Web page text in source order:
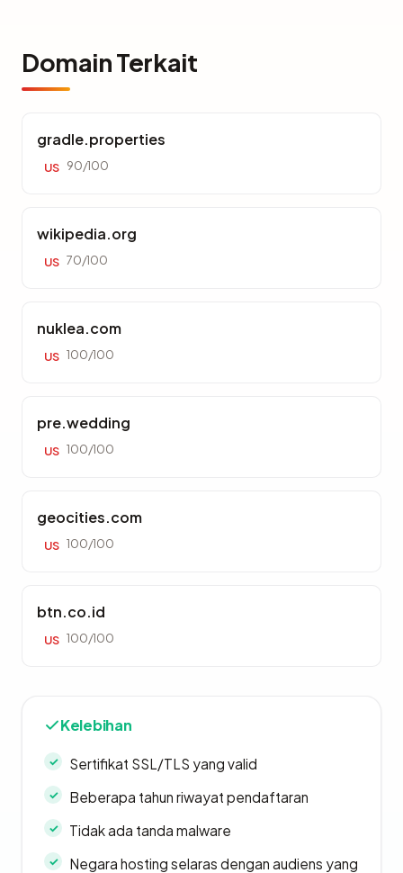
Domain Terkait
gradle.properties
US 90/100
wikipedia.org
US 70/100
nuklea.com
US 100/100
pre.wedding
US 100/100
geocities.com
US 100/100
btn.co.id
US 100/100
Kelebihan
Sertifikat SSL/TLS yang valid
Beberapa tahun riwayat pendaftaran
Tidak ada tanda malware
Negara hosting selaras dengan audiens yang